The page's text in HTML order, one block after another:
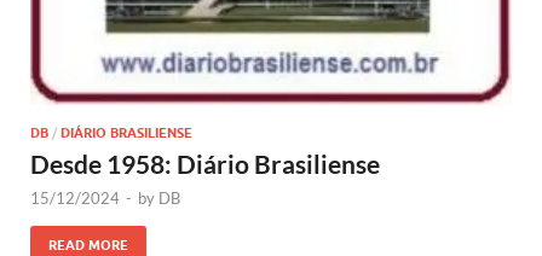
DB / DIÁRIO BRASILIENSE
Desde 1958: Diário Brasiliense
15/12/2024 - by DB
READ MORE